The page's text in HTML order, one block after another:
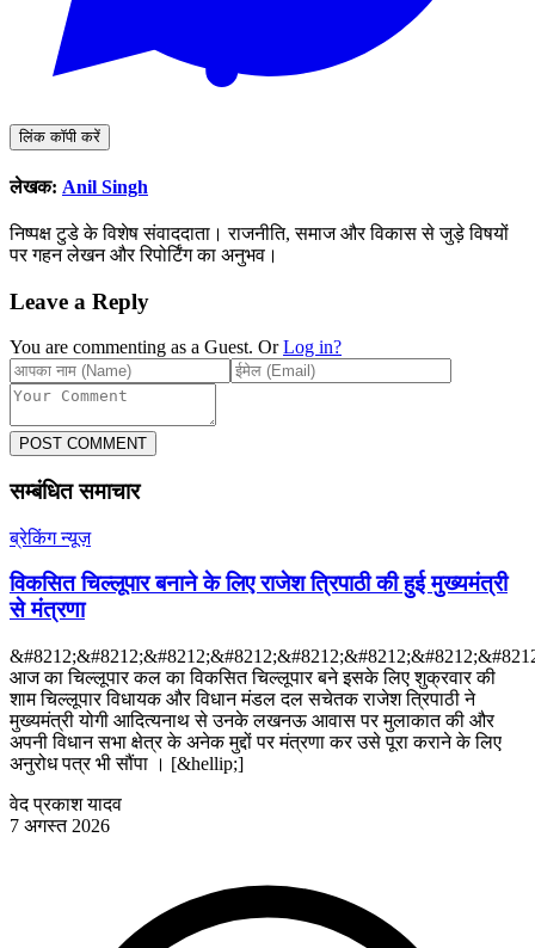
लिंक कॉपी करें
लेखक: Anil Singh
निष्पक्ष टुडे के विशेष संवाददाता। राजनीति, समाज और विकास से जुड़े विषयों
पर गहन लेखन और रिपोर्टिंग का अनुभव।
Leave a Reply
You are commenting as a Guest. Or Log in?
POST COMMENT
सम्बंधित समाचार
ब्रेकिंग न्यूज़
विकसित चिल्लूपार बनाने के लिए राजेश त्रिपाठी की हुई मुख्यमंत्री
से मंत्रणा
आज का चिल्लूपार कल का विकसित चिल्लूपार बने इसके लिए शुक्रवार की
शाम चिल्लूपार विधायक और विधान मंडल दल सचेतक राजेश त्रिपाठी ने
मुख्यमंत्री योगी आदित्यनाथ से उनके लखनऊ आवास पर मुलाकात की और
अपनी विधान सभा क्षेत्र के अनेक मुद्दों पर मंत्रणा कर उसे पूरा कराने के लिए
अनुरोध पत्र भी सौंपा । [&hellip;]
वेद प्रकाश यादव
7 अगस्त 2026